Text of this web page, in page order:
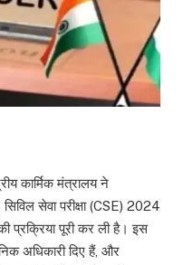
कार्मिक मंत्रालय ने
सेवा परीक्षा (CSE) 2024
प्रक्रिया पूरी कर ली है। इस
अधिकारी दिए हैं, और